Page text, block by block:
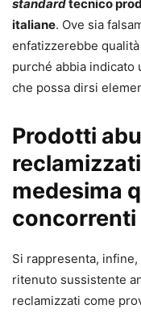
standardtecnico
italiane. Ove sia
enfatizzerebbe
purché abbia indicato
che possa dirsi
Prodotti
medesima
concorrenti
Si rappresenta,
ritenuto sussistente
reclamizzati come